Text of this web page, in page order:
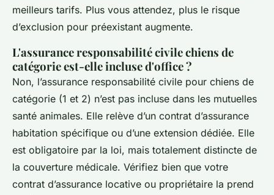
meilleurs tarifs. Plus vous attendez, plus le risque
d’exclusion pour préexistant augmente.
L'assurance responsabilité civile chiens de
catégorie est-elle incluse d'office ?
Non, l’assurance responsabilité civile pour chiens de
catégorie (1 et 2) n’est pas incluse dans les mutuelles
santé animales. Elle relève d’un contrat d’assurance
habitation spécifique ou d’une extension dédiée. Elle
est obligatoire par la loi, mais totalement distincte de
la couverture médicale. Vérifiez bien que votre
contrat d’assurance locative ou propriétaire la prend